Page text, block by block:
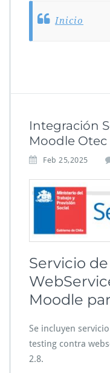
Inicio
Integración
Moodle Otec
Feb 25,2025
Servicio
Moodle
Se incluyen
testing contra
2.8.